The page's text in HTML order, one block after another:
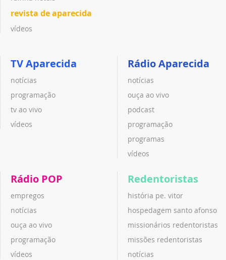
revista de aparecida
vídeos
TV Aparecida
notícias
programação
tv ao vivo
vídeos
Rádio Aparecida
notícias
ouça ao vivo
podcast
programação
programas
vídeos
Rádio POP
empregos
notícias
ouça ao vivo
programação
vídeos
Redentoristas
história pe. vitor
hospedagem santo afonso
missionários redentoristas
missões redentoristas
notícias